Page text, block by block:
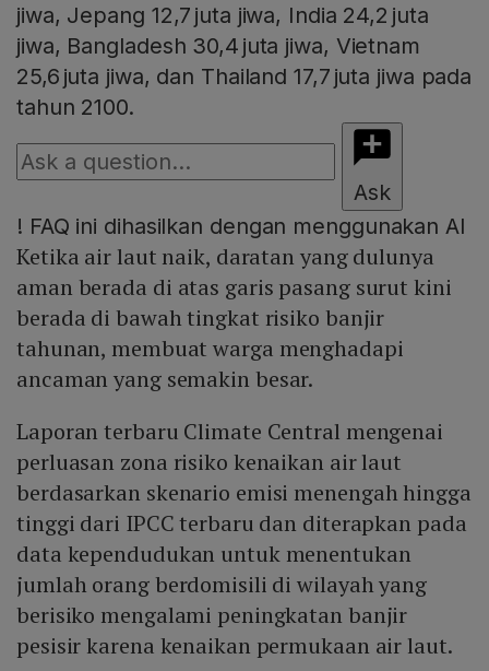
jiwa, Jepang 12,7 juta jiwa, India 24,2 juta
jiwa, Bangladesh 30,4 juta jiwa, Vietnam
25,6 juta jiwa, dan Thailand 17,7 juta jiwa pada
tahun 2100.
Ask
! FAQ ini dihasilkan dengan menggunakan AI
Ketika air laut naik, daratan yang dulunya
aman berada di atas garis pasang surut kini
berada di bawah tingkat risiko banjir
tahunan, membuat warga menghadapi
ancaman yang semakin besar.
Laporan terbaru Climate Central mengenai
perluasan zona risiko kenaikan air laut
berdasarkan skenario emisi menengah hingga
tinggi dari IPCC terbaru dan diterapkan pada
data kependudukan untuk menentukan
jumlah orang berdomisili di wilayah yang
berisiko mengalami peningkatan banjir
pesisir karena kenaikan permukaan air laut.